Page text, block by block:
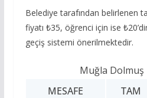
Belediye tarafından belirlenen
fiyatı ₺35, öğrenci için ise
geçiş sistemi önerilmektedir.
Muğla
MESAFE
TAM